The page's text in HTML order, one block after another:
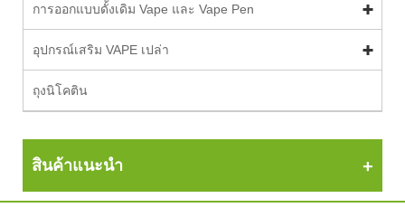
การออกแบบดั้งเดิม Vape และ Vape Pen
อุปกรณ์เสริม VAPE เปล่า
ถุงนิโคติน
สินค้าแนะนำ